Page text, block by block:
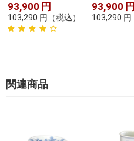
93,900 円
103,290 円 （税込）
93,900 円
103,290 円
関連商品